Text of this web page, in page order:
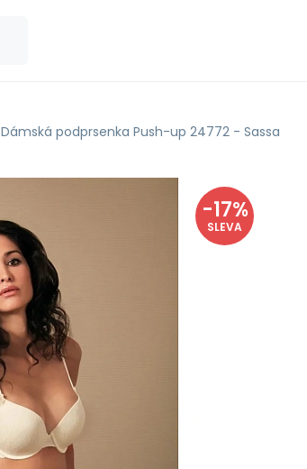
Dámská podprsenka Push-up 24772 - Sassa
-17%
SLEVA